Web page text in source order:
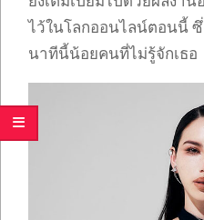
ไว้ในโลกออนไลน์ตอนนี้
นาทีนี้น้อยคนที่ไม่รู้จักเธอ